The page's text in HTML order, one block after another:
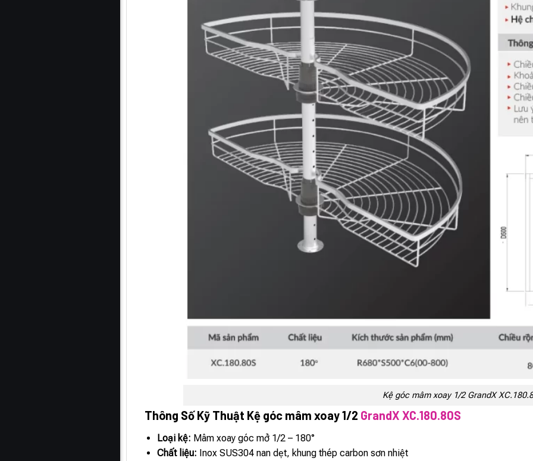
Kệ góc mâm xoay 1/2 GrandX
Thông Số Kỹ Thuật Kệ góc mâm xoay 1/2 GrandX XC.180.80S
Loại kệ: Mâm xoay góc mở 1/2 – 180°
Chất liệu: Inox SUS304 nan dẹt, khung thép carbon sơn nhiệt